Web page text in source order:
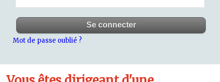
Mot de passe oublié ?